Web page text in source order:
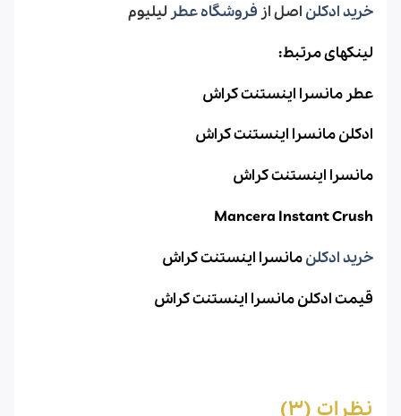
خرید ادکلن اصل از فروشگاه عطر لیلیوم
لینکهای مرتبط:
عطر مانسرا اینستنت کراش
ادکلن مانسرا اینستنت کراش
مانسرا اینستنت کراش
Mancera Instant Crush
خرید ادکلنمانسرا اینستنت کراش
قیمت ادکلن مانسرا اینستنت کراش
نظرات (3)